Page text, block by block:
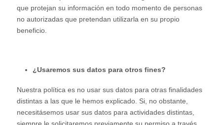
que protejan su información en todo momento de personas
no autorizadas que pretendan utilizarla en su propio
beneficio.
¿Usaremos sus datos para otros fines?
Nuestra política es no usar sus datos para otras finalidades
distintas a las que le hemos explicado. Si, no obstante,
necesitásemos usar sus datos para actividades distintas,